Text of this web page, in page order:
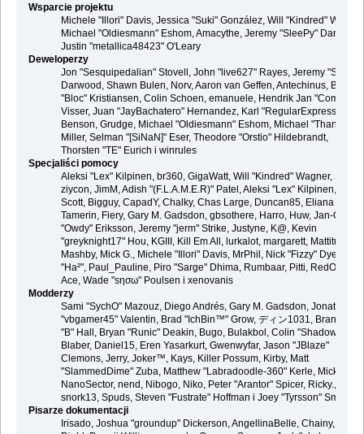
Wsparcie projektu
Michele "Illori" Davis, Jessica "Suki" González, Will "Kindred"
Michael "Oldiesmann" Eshom, Amacythe, Jeremy "SleePy" Darwood
Justin "metallica48423" O'Leary
Deweloperzy
Jon "Sesquipedalian" Stovell, John "live627" Rayes, Jeremy
Darwood, Shawn Bulen, Norv, Aaron van Geffen, Antechinus, Bjoern
"Bloc" Kristiansen, Colin Schoen, emanuele, Hendrik Jan "Compuart"
Visser, Juan "JayBachatero" Hernandez, Karl "RegularExpression"
Benson, Grudge, Michael "Oldiesmann" Eshom, Michael "Thantos"
Miller, Selman "[SiNaN]" Eser, Theodore "Orstio" Hildebrandt,
Thorsten "TE" Eurich i winrules
Specjaliści pomocy
Aleksi "Lex" Kilpinen, br360, GigaWatt, Will "Kindred" Wagner, Steve,
ziycon, JimM, Adish "(F.L.A.M.E.R)" Patel, Aleksi "Lex" Kilpinen, Ben
Scott, Bigguy, CapadY, Chalky, Chas Large, Duncan85, Eliana
Tamerin, Fiery, Gary M. Gadsdon, gbsothere, Harro, Huw, Jan-Olof
"Owdy" Eriksson, Jeremy "jerm" Strike, Justyne, K@, Kevin
"greyknight17" Hou, KGIII, Kill Em All, lurkalot, margarett, Mattitude,
Mashby, Mick G., Michele "Illori" Davis, MrPhil, Nick "Fizzy" Dyer, Nick
"Ha²", Paul_Pauline, Piro "Sarge" Dhima, Rumbaar, Pitti, RedOne, S-
Ace, Wade "sησω" Poulsen i xenovanis
Modderzy
Sami "SychO" Mazouz, Diego Andrés, Gary M. Gadsdon, Jonathan
"vbgamer45" Valentin, Brad "IchBin™" Grow, ディン1031, Brannon
"B" Hall, Bryan "Runic" Deakin, Bugo, Bulakbol, Colin "Shadow82x"
Blaber, Daniel15, Eren Yasarkurt, Gwenwyfar, Jason "JBlaze"
Clemons, Jerry, Joker™, Kays, Killer Possum, Kirby, Matt
"SlammedDime" Zuba, Matthew "Labradoodle-360" Kerle, Mick.,
NanoSector, nend, Nibogo, Niko, Peter "Arantor" Spicer, Ricky.,
snork13, Spuds, Steven "Fustrate" Hoffman i Joey "Tyrsson" Smith
Pisarze dokumentacji
Irisado, Joshua "groundup" Dickerson, AngellinaBelle, Chainy,